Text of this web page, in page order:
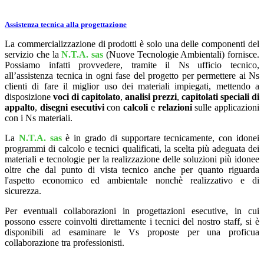
Assistenza tecnica alla progettazione
La commercializzazione di prodotti è solo una delle componenti del
servizio che laN.T.A. sas (Nuove Tecnologie Ambientali) fornisce.
Possiamo infatti provvedere, tramite il Ns ufficio tecnico,
all’assistenza tecnica in ogni fase del progetto per permettere ai Ns
clienti di fare il miglior uso dei materiali impiegati, mettendo a
disposizione voci di capitolato, analisi prezzi, capitolati speciali di
appalto, disegni esecutivicon calcoli e relazionisulle applicazioni
con i Ns materiali.
La N.T.A. sasè in grado di supportare tecnicamente, con idonei
programmi di calcolo e tecnici qualificati, la scelta più adeguata dei
materiali e tecnologie per la realizzazione delle soluzioni più idonee
oltre che dal punto di vista tecnico anche per quanto riguarda
l'aspetto economico ed ambientale nonchè realizzativo e di
sicurezza.
Per eventuali collaborazioni in progettazioni esecutive, in cui
possono essere coinvolti direttamente i tecnici del nostro staff, si è
disponibili ad esaminare le Vs proposte per una proficua
collaborazione tra professionisti.